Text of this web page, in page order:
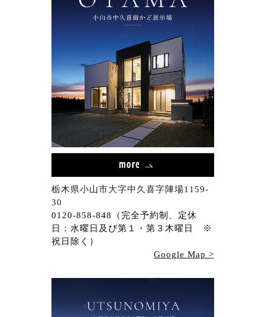
栃木県小山市大字中久喜字陣場1159-
30
0120-858-848（完全予約制、定休
日：水曜日及び第１・第３木曜日 ※
祝日除く）
Google Map >